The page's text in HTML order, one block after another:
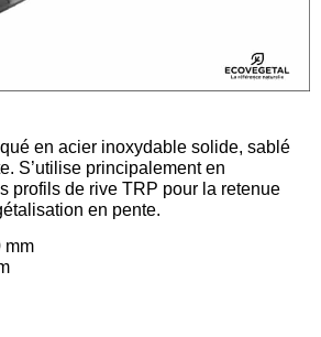
en acier inoxydable solide, sablé
S’utilise principalement en
profils de rive TRP pour la retenue
en pente.
mm